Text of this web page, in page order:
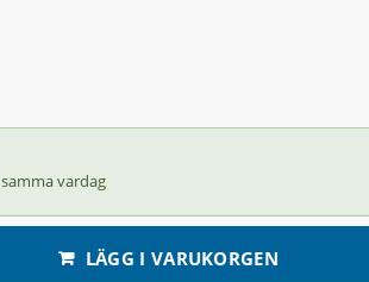
vardag
LÄGG I VARUKORGEN